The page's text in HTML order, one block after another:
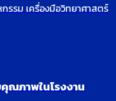
รรม เครื่องมือวิทยาศาสตร์
ณภาพในโรงงาน